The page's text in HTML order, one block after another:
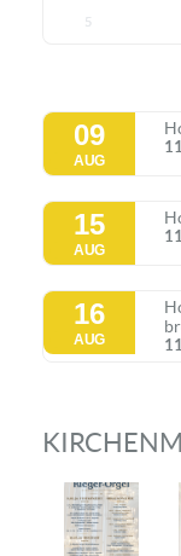
5
09
AUG
15
AUG
16
AUG